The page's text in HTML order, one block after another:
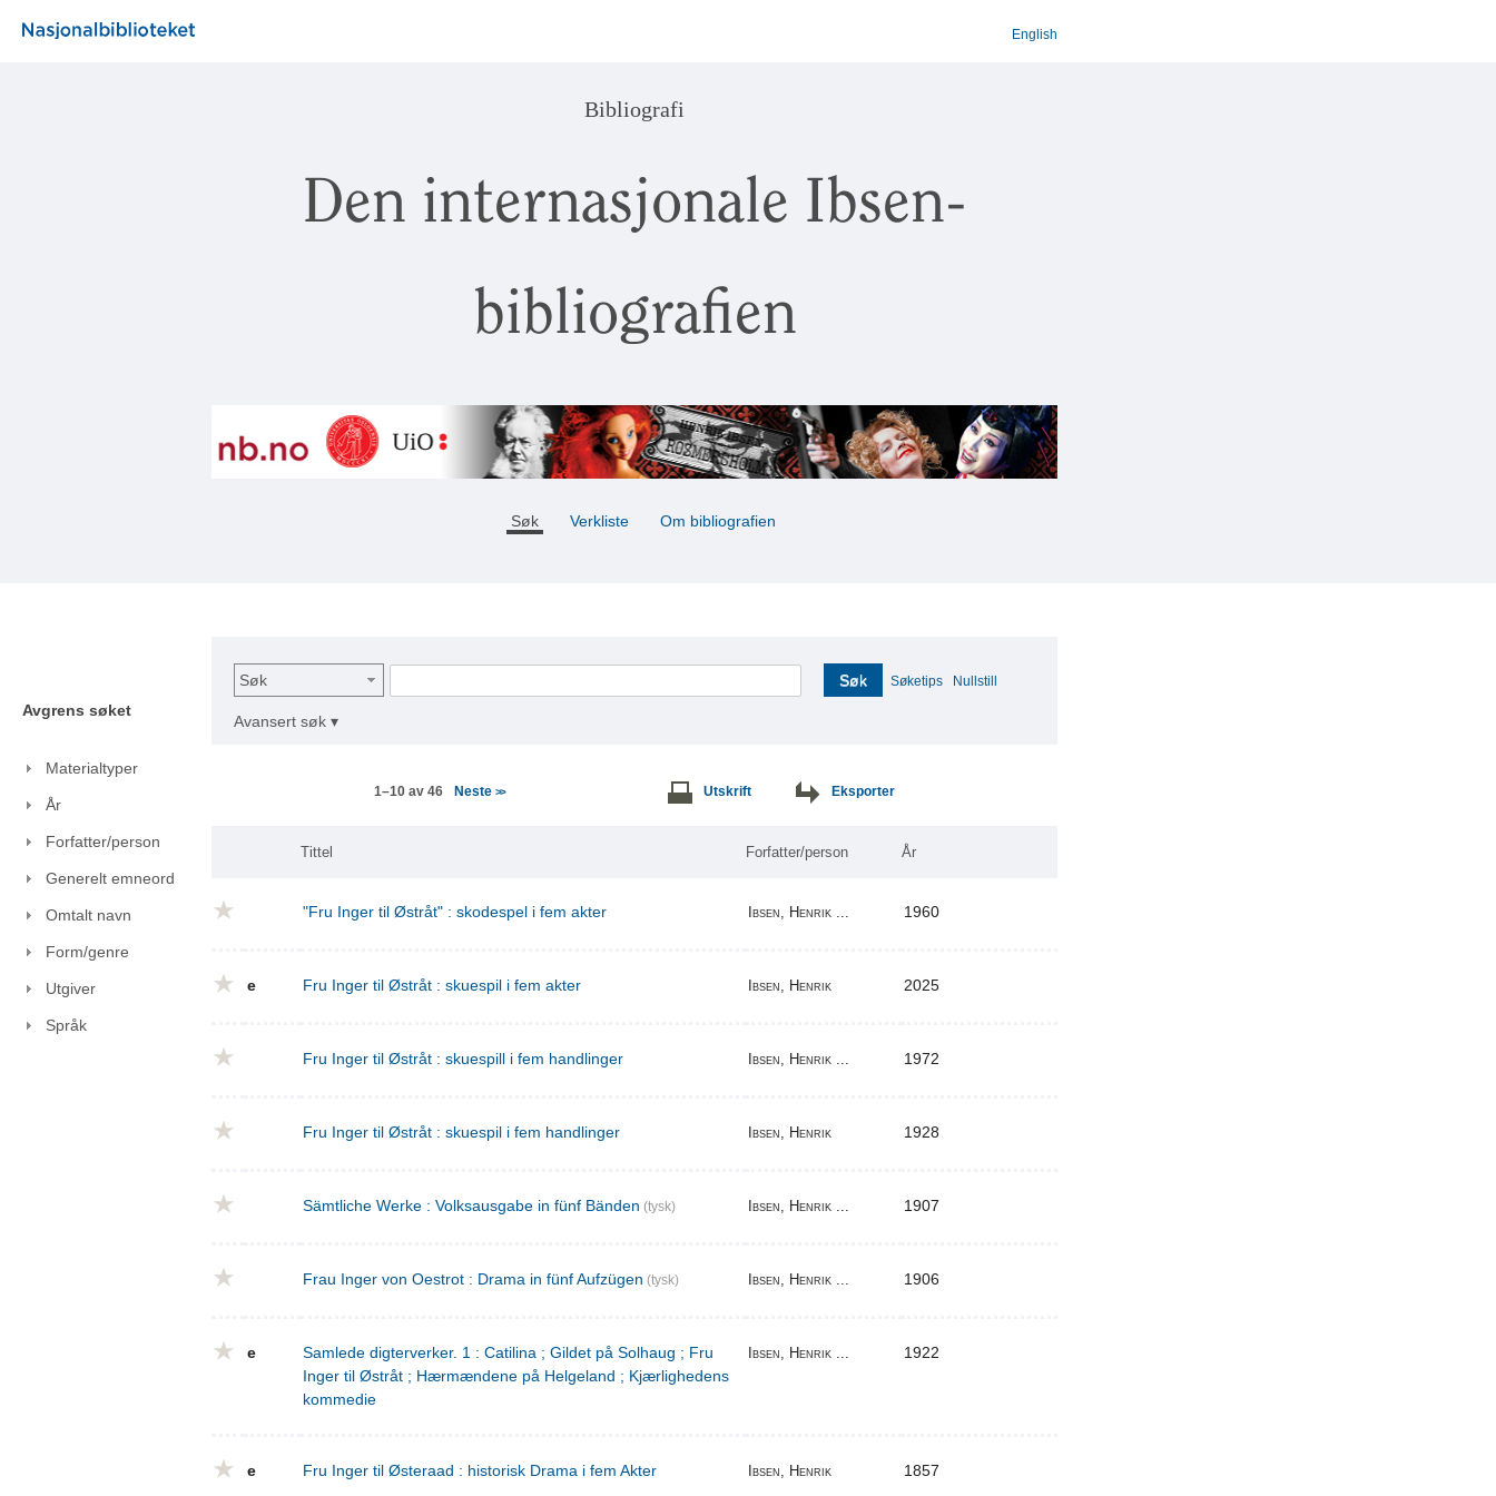
English
Bibliografi
Den internasjonale Ibsen-
bibliografien
Søk Verkliste Om bibliografien
Avgrens søket
Materialtyper
År
Forfatter/person
Generelt emneord
Omtalt navn
Form/genre
Utgiver
Språk
Søk Søk Søketips Nullstill
Avansert søk ▾
1–10 av 46 Neste>> Utskrift Eksporter
Tittel Forfatter/person År
"Fru Inger til Østråt" : skodespel i fem akter Ibsen, Henrik ... 1960
e Fru Inger til Østråt : skuespil i fem akter Ibsen, Henrik 2025
Fru Inger til Østråt : skuespill i fem handlinger Ibsen, Henrik ... 1972
Fru Inger til Østråt : skuespil i fem handlinger Ibsen, Henrik 1928
Sämtliche Werke : Volksausgabe in fünf Bänden (tysk) Ibsen, Henrik ... 1907
Frau Inger von Oestrot : Drama in fünf Aufzügen (tysk) Ibsen, Henrik ... 1906
e
Samlede digterverker. 1 : Catilina ; Gildet på Solhaug ; Fru
Inger til Østråt ; Hærmændene på Helgeland ; Kjærlighedens
kommedie
Ibsen, Henrik ... 1922
e Fru Inger til Østeraad : historisk Drama i fem Akter Ibsen, Henrik 1857